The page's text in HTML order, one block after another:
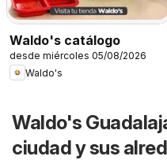
Waldo's catálogo
desde miércoles 05/08/2026
Waldo's
Waldo's
ciudad y sus